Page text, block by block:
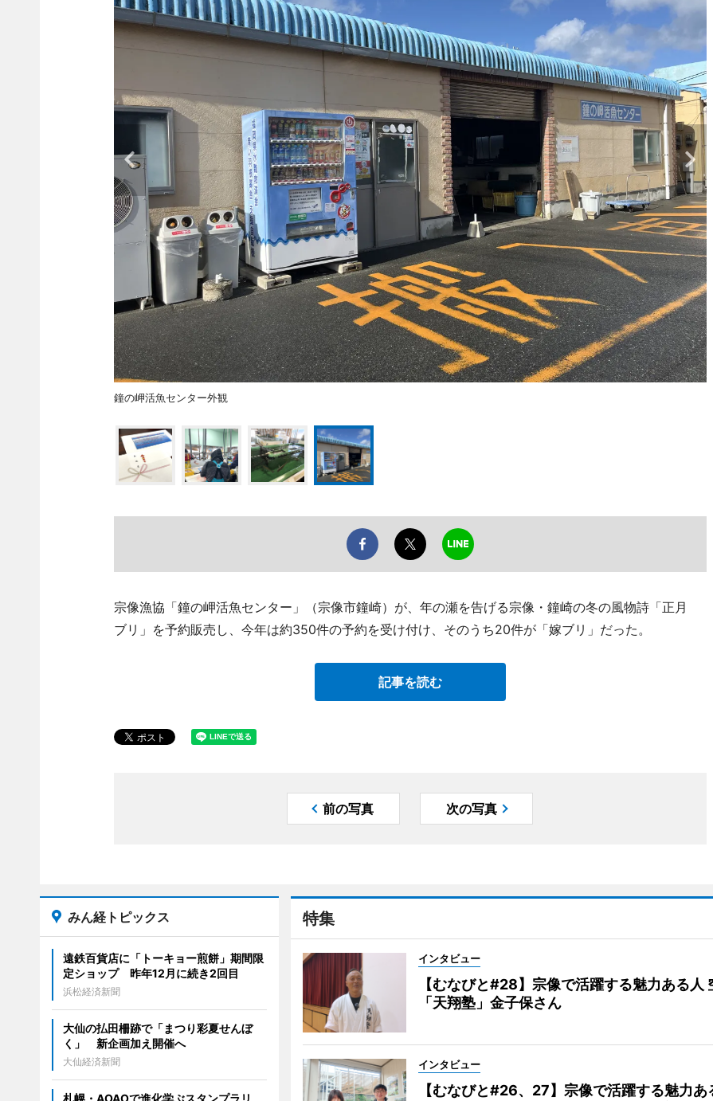
鐘の岬活魚センター外観
宗像漁協「鐘の岬活魚センター」（宗像市鐘崎）が、年の瀬を告げる宗像・鐘崎の冬の風物詩「正月
ブリ」を予約販売し、今年は約350件の予約を受け付け、そのうち20件が「嫁ブリ」だった。
記事を読む
前の写真 次の写真
特集
インタビュー
【むなびと#28】宗像で活躍する魅力ある人
「天翔塾」金子保さん
インタビュー
【むなびと#26、27】宗像で活躍する魅力あ
みん経トピックス
遠鉄百貨店に「トーキョー煎餅」期間限
定ショップ 昨年12月に続き2回目
浜松経済新聞
大仙の払田柵跡で「まつり彩夏せんぼ
く」 新企画加え開催へ
大仙経済新聞
札幌・AOAOで進化学ぶスタンプラリ